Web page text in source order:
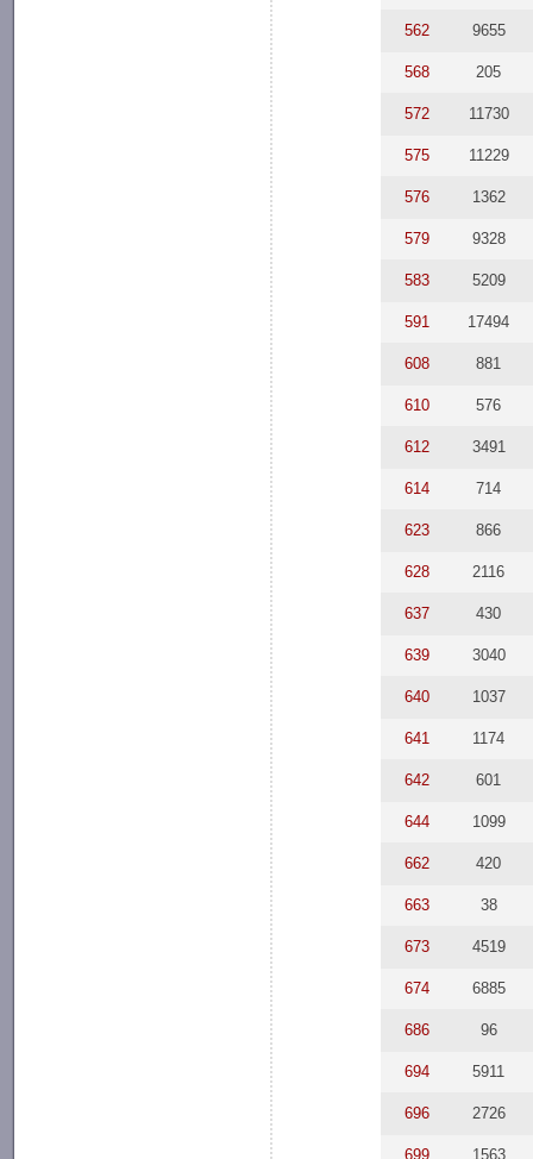
562 9655
568 205
572 11730
575 11229
576 1362
579 9328
583 5209
591 17494
608 881
610 576
612 3491
614 714
623 866
628 2116
637 430
639 3040
640 1037
641 1174
642 601
644 1099
662 420
663 38
673 4519
674 6885
686 96
694 5911
696 2726
699 1563